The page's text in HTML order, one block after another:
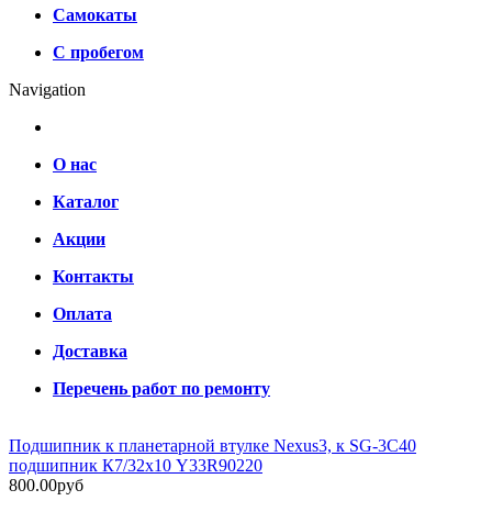
Самокаты
С пробегом
Navigation
О нас
Каталог
Акции
Контакты
Оплата
Доставка
Перечень работ по ремонту
Подшипник к планетарной втулке Nexus3, к SG-3C40
подшипник К7/32х10 Y33R90220
800.00руб